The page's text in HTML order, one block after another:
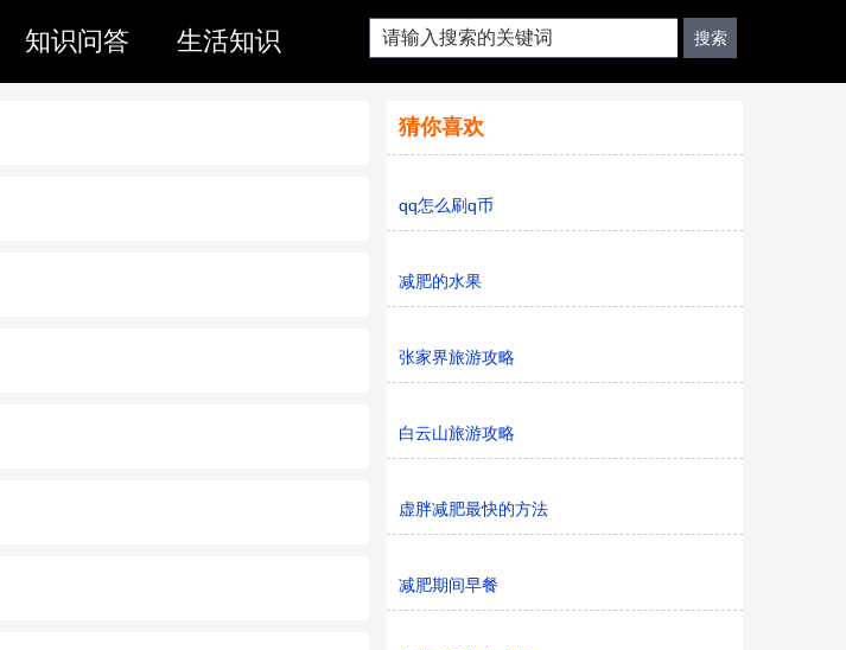
知识问答 生活知识
猜你喜欢
qq怎么刷q币
减肥的水果
张家界旅游攻略
白云山旅游攻略
虚胖减肥最快的方法
减肥期间早餐